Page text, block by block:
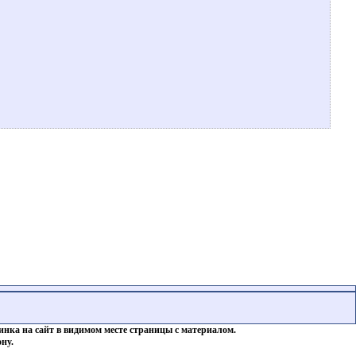
на сайт в видимом месте страницы с материалом.